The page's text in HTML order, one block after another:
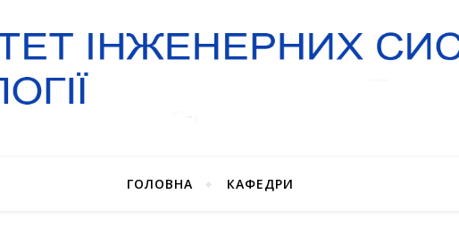
ГОЛОВНА КАФЕДРИ